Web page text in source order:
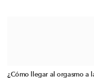
¿Cómo llegar al orgasmo a